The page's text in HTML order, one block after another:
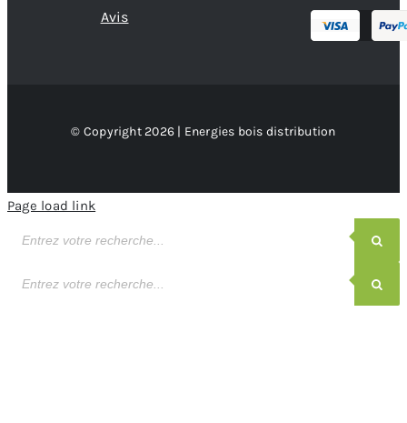
Avis
© Copyright 2026 | Energies bois distribution
Page load link
de
de